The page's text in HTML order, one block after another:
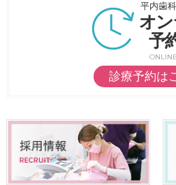
平内歯
オ
予
診療予約は